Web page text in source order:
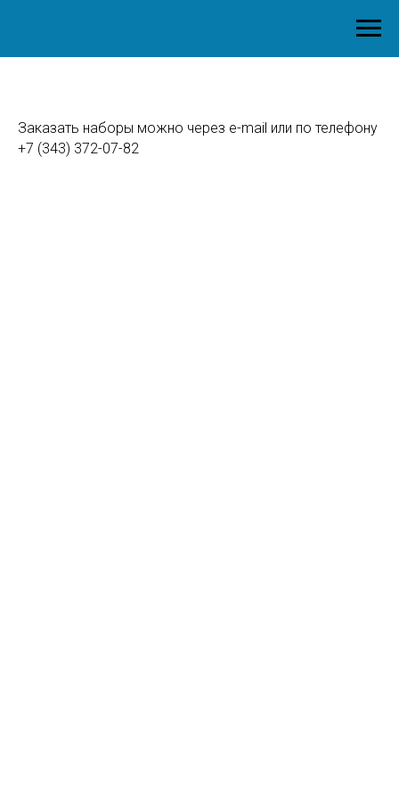
Заказать наборы можно через e-mail или по телефону
+7 (343) 372-07-82